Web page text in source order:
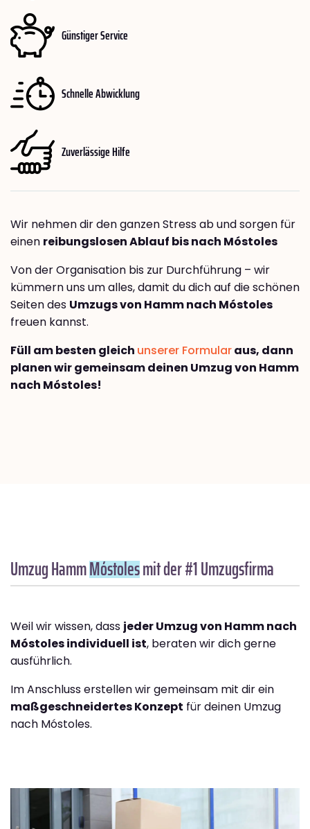
Günstiger Service
Schnelle Abwicklung
Zuverlässige Hilfe
Wir nehmen dir den ganzen Stress ab und sorgen für
einen reibungslosen Ablauf bis nach Móstoles
Von der Organisation bis zur Durchführung – wir
kümmern uns um alles, damit du dich auf die schönen
Seiten des Umzugs von Hamm nach Móstoles
freuen kannst.
Füll am besten gleich unserer Formularaus, dann
planen wir gemeinsam deinen Umzug von Hamm
nach Móstoles!
Umzug HammMóstolesmit der #1 Umzugsfirma
Weil wir wissen, dass jeder Umzug von Hamm nach
Móstoles individuell ist, beraten wir dich gerne
ausführlich.
Im Anschluss erstellen wir gemeinsam mit dir ein
maßgeschneidertes Konzept für deinen Umzug
nach Móstoles.